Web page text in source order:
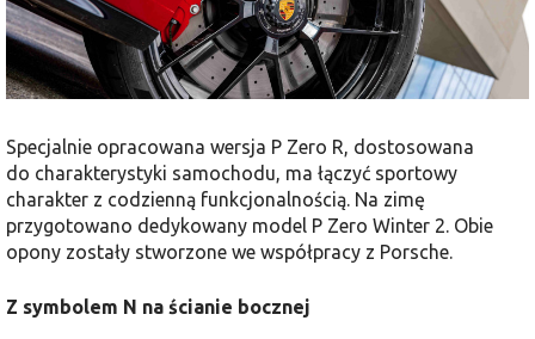
Specjalnie opracowana wersja P Zero R, dostosowana
do charakterystyki samochodu, ma łączyć sportowy
charakter z codzienną funkcjonalnością. Na zimę
przygotowano dedykowany model P Zero Winter 2. Obie
opony zostały stworzone we współpracy z Porsche.
Z symbolem N na ścianie bocznej